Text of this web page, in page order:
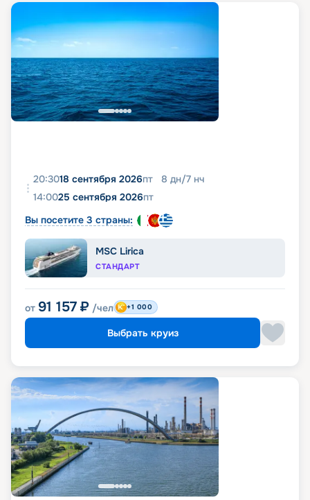
20:3018 сентября 2026пт 8 дн/7 нч
14:0025 сентября 2026пт
Вы посетите 3 страны:
MSC Lirica
СТАНДАРТ
от 91 157 ₽ /чел +1 000
Выбрать круиз